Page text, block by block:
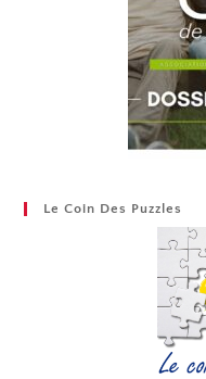
Le Coin Des Puzzles